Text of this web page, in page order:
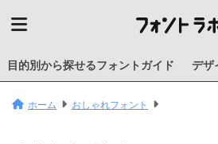
目的別から探せるフォントガイド デザ
ホーム おしゃれフォント